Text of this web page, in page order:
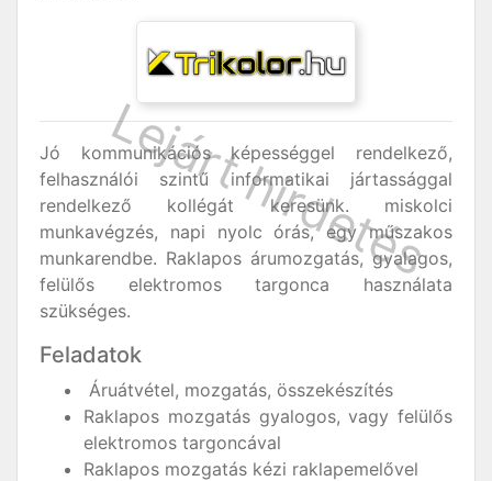
Jó kommunikációs képességgel rendelkező,
felhasználói szintű informatikai jártassággal
rendelkező kollégát keresünk. miskolci
munkavégzés, napi nyolc órás, egy műszakos
munkarendbe. Raklapos árumozgatás, gyalagos,
felülős elektromos targonca használata
szükséges.
Feladatok
Áruátvétel, mozgatás, összekészítés
Raklapos mozgatás gyalogos, vagy felülős
elektromos targoncával
Raklapos mozgatás kézi raklapemelővel